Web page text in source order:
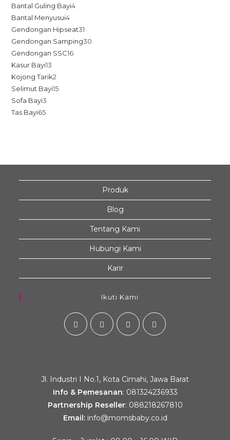
Bantal Guling Bayi4
Bantal Menyusui4
Gendongan Hipseat31
Gendongan Samping30
Gendongan SSC16
Kasur Bayi13
Kojong Tarik2
Selimut Bayi15
Sofa Bayi3
Tas Bayi65
Produk
Blog
Tentang Kami
Hubungi Kami
Karir
Ikuti Kami
Jl. Industri I No.1, Kota Cimahi, Jawa Barat
Info & Pemesanan: 081324236933
Partnership Reseller: 088218267810
Email: info@momsbaby.co.id